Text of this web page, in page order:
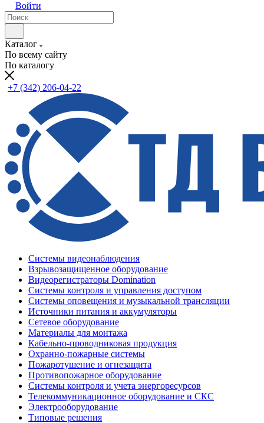
Войти
Каталог
По всему сайту
По каталогу
+7 (342) 206-04-22
Системы видеонаблюдения
Взрывозащищенное оборудование
Видеорегистраторы Domination
Системы контроля и управления доступом
Системы оповещения и музыкальной трансляции
Источники питания и аккумуляторы
Сетевое оборудование
Материалы для монтажа
Кабельно-проводниковая продукция
Охранно-пожарные системы
Пожаротушение и огнезащита
Противопожарное оборудование
Системы контроля и учета энергоресурсов
Телекоммуникационное оборудование и СКС
Электрооборудование
Типовые решения